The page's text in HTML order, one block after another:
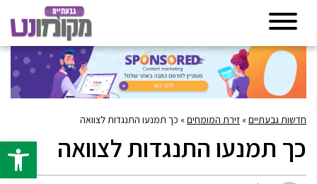
פתח
חדשות גבעתיים» זירת המומחים» כך תמנעו התנגדות לצוואה
כך תמנעו התנגדות לצוואה